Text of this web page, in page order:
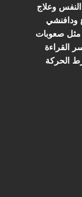
النفس وعلاج
ودافنشي
مثل صعوبات
القراءة
الحركة